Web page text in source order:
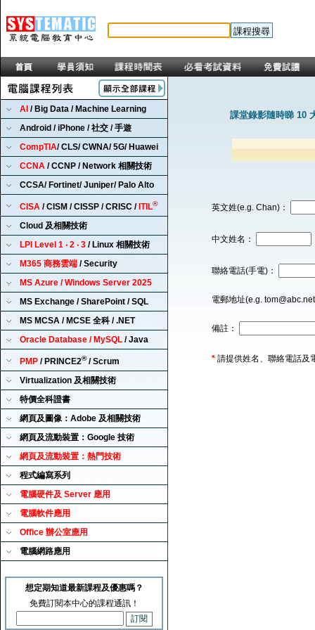
AI / Big Data / Machine Learning
Android / iPhone / 社交 / 手遊
CompTIA/ CLS/ CWNA/ 5G/ Huawei
CCNA / CCNP / Network 相關技術
CCSA/ Fortinet/ Juniper/ Palo Alto
CISA / CISM / CISSP / CRISC / ITIL®
Cloud 及相關技術
LPI Level 1 ‧ 2 ‧ 3 / Linux 相關技術
M365 商務雲端 / Security
MS Azure / Windows Server 2025
MS Exchange / SharePoint / SQL
MS MCSA / MCSE 全科 / .NET
Oracle Database / MySQL / Java
PMP / PRINCE2®/ Scrum
Virtualization 及相關技術
特價全科證書
網頁及圖像：Adobe 及相關技術
網頁及流動裝置：Google 技術
網頁及流動裝置：熱門技術
程式編寫系列
電腦硬件及 Server 應用
電腦軟件應用
Office 辦公室應用
電腦網路應用
想定期知道最新課程及優惠嗎？
免費訂閱本中心的課程通訊！
課堂錄影隨時睇 10
英文姓(e.g. Chan)：
中文姓名：
聯絡電話(手電)：
電郵地址(e.g.
備註：
* 請提供姓名、聯絡電話及